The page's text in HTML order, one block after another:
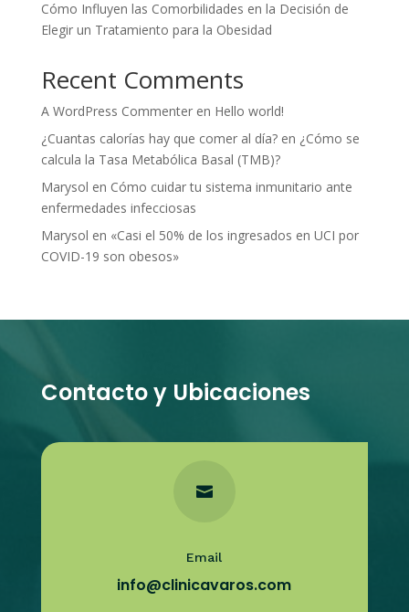
Cómo Influyen las Comorbilidades en la Decisión de
Elegir un Tratamiento para la Obesidad
Recent Comments
A WordPress Commenteren Hello world!
¿Cuantas calorías hay que comer al día?en ¿Cómo se
calcula la Tasa Metabólica Basal (TMB)?
Marysol en Cómo cuidar tu sistema inmunitario ante
enfermedades infecciosas
Marysol en «Casi el 50% de los ingresados en UCI por
COVID-19 son obesos»
Contacto y Ubicaciones

Email
info@clinicavaros.com